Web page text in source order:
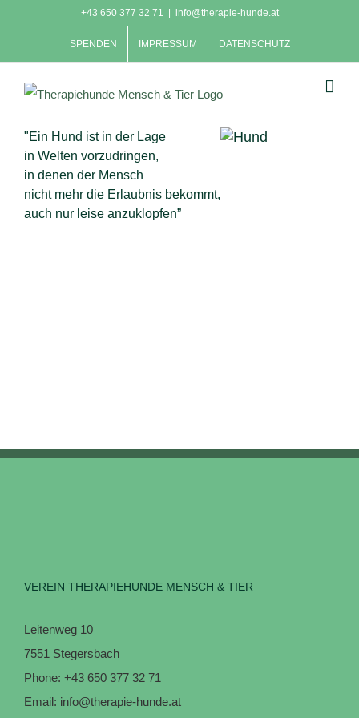
content
+43 650 377 32 71 info@therapie-hunde.at
SPENDEN IMPRESSUM DATENSCHUTZ
"Ein Hund ist in der Lage
in Welten vorzudringen,
in denen der Mensch
nicht mehr die Erlaubnis bekommt,
auch nur leise anzuklopfen”
VEREIN THERAPIEHUNDE MENSCH & TIER
Leitenweg 10
7551 Stegersbach
Phone: +43 650 377 32 71
Email: info@therapie-hunde.at